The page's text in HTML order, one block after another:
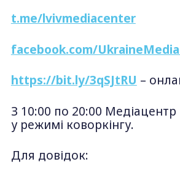
t.me/lvivmediacenter
facebook.com/
https://bit.ly/3qSJtRU –
З 10:00 по 20:00
у режимі коворкінгу.
Для довідок: